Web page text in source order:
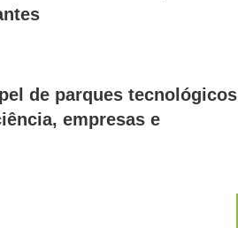
de parques tecnológicos
empresas e